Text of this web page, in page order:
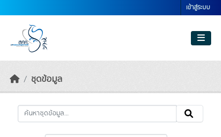
เข้าสู่ระบบ
ชุดข้อมูล